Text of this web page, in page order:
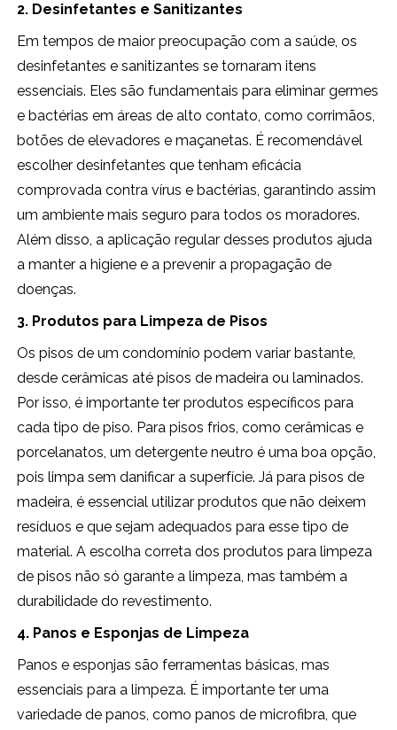
2. Desinfetantes e Sanitizantes
Em tempos de maior preocupação com a saúde, os
desinfetantes e sanitizantes se tornaram itens
essenciais. Eles são fundamentais para eliminar germes
e bactérias em áreas de alto contato, como corrimãos,
botões de elevadores e maçanetas. É recomendável
escolher desinfetantes que tenham eficácia
comprovada contra vírus e bactérias, garantindo assim
um ambiente mais seguro para todos os moradores.
Além disso, a aplicação regular desses produtos ajuda
a manter a higiene e a prevenir a propagação de
doenças.
3. Produtos para Limpeza de Pisos
Os pisos de um condomínio podem variar bastante,
desde cerâmicas até pisos de madeira ou laminados.
Por isso, é importante ter produtos específicos para
cada tipo de piso. Para pisos frios, como cerâmicas e
porcelanatos, um detergente neutro é uma boa opção,
pois limpa sem danificar a superfície. Já para pisos de
madeira, é essencial utilizar produtos que não deixem
resíduos e que sejam adequados para esse tipo de
material. A escolha correta dos produtos para limpeza
de pisos não só garante a limpeza, mas também a
durabilidade do revestimento.
4. Panos e Esponjas de Limpeza
Panos e esponjas são ferramentas básicas, mas
essenciais para a limpeza. É importante ter uma
variedade de panos, como panos de microfibra, que